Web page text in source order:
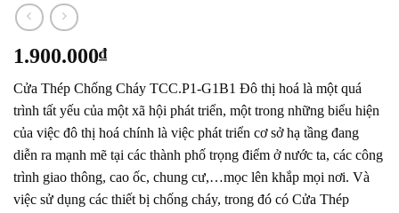
1.900.000₫
Cửa Thép Chống Cháy TCC.P1-G1B1 Đô thị hoá là một quá
trình tất yếu của một xã hội phát triển, một trong những biểu hiện
của việc đô thị hoá chính là việc phát triển cơ sở hạ tầng đang
diễn ra mạnh mẽ tại các thành phố trọng điểm ở nước ta, các công
trình giao thông, cao ốc, chung cư,…mọc lên khắp mọi nơi. Và
việc sử dụng các thiết bị chống cháy, trong đó có Cửa Thép